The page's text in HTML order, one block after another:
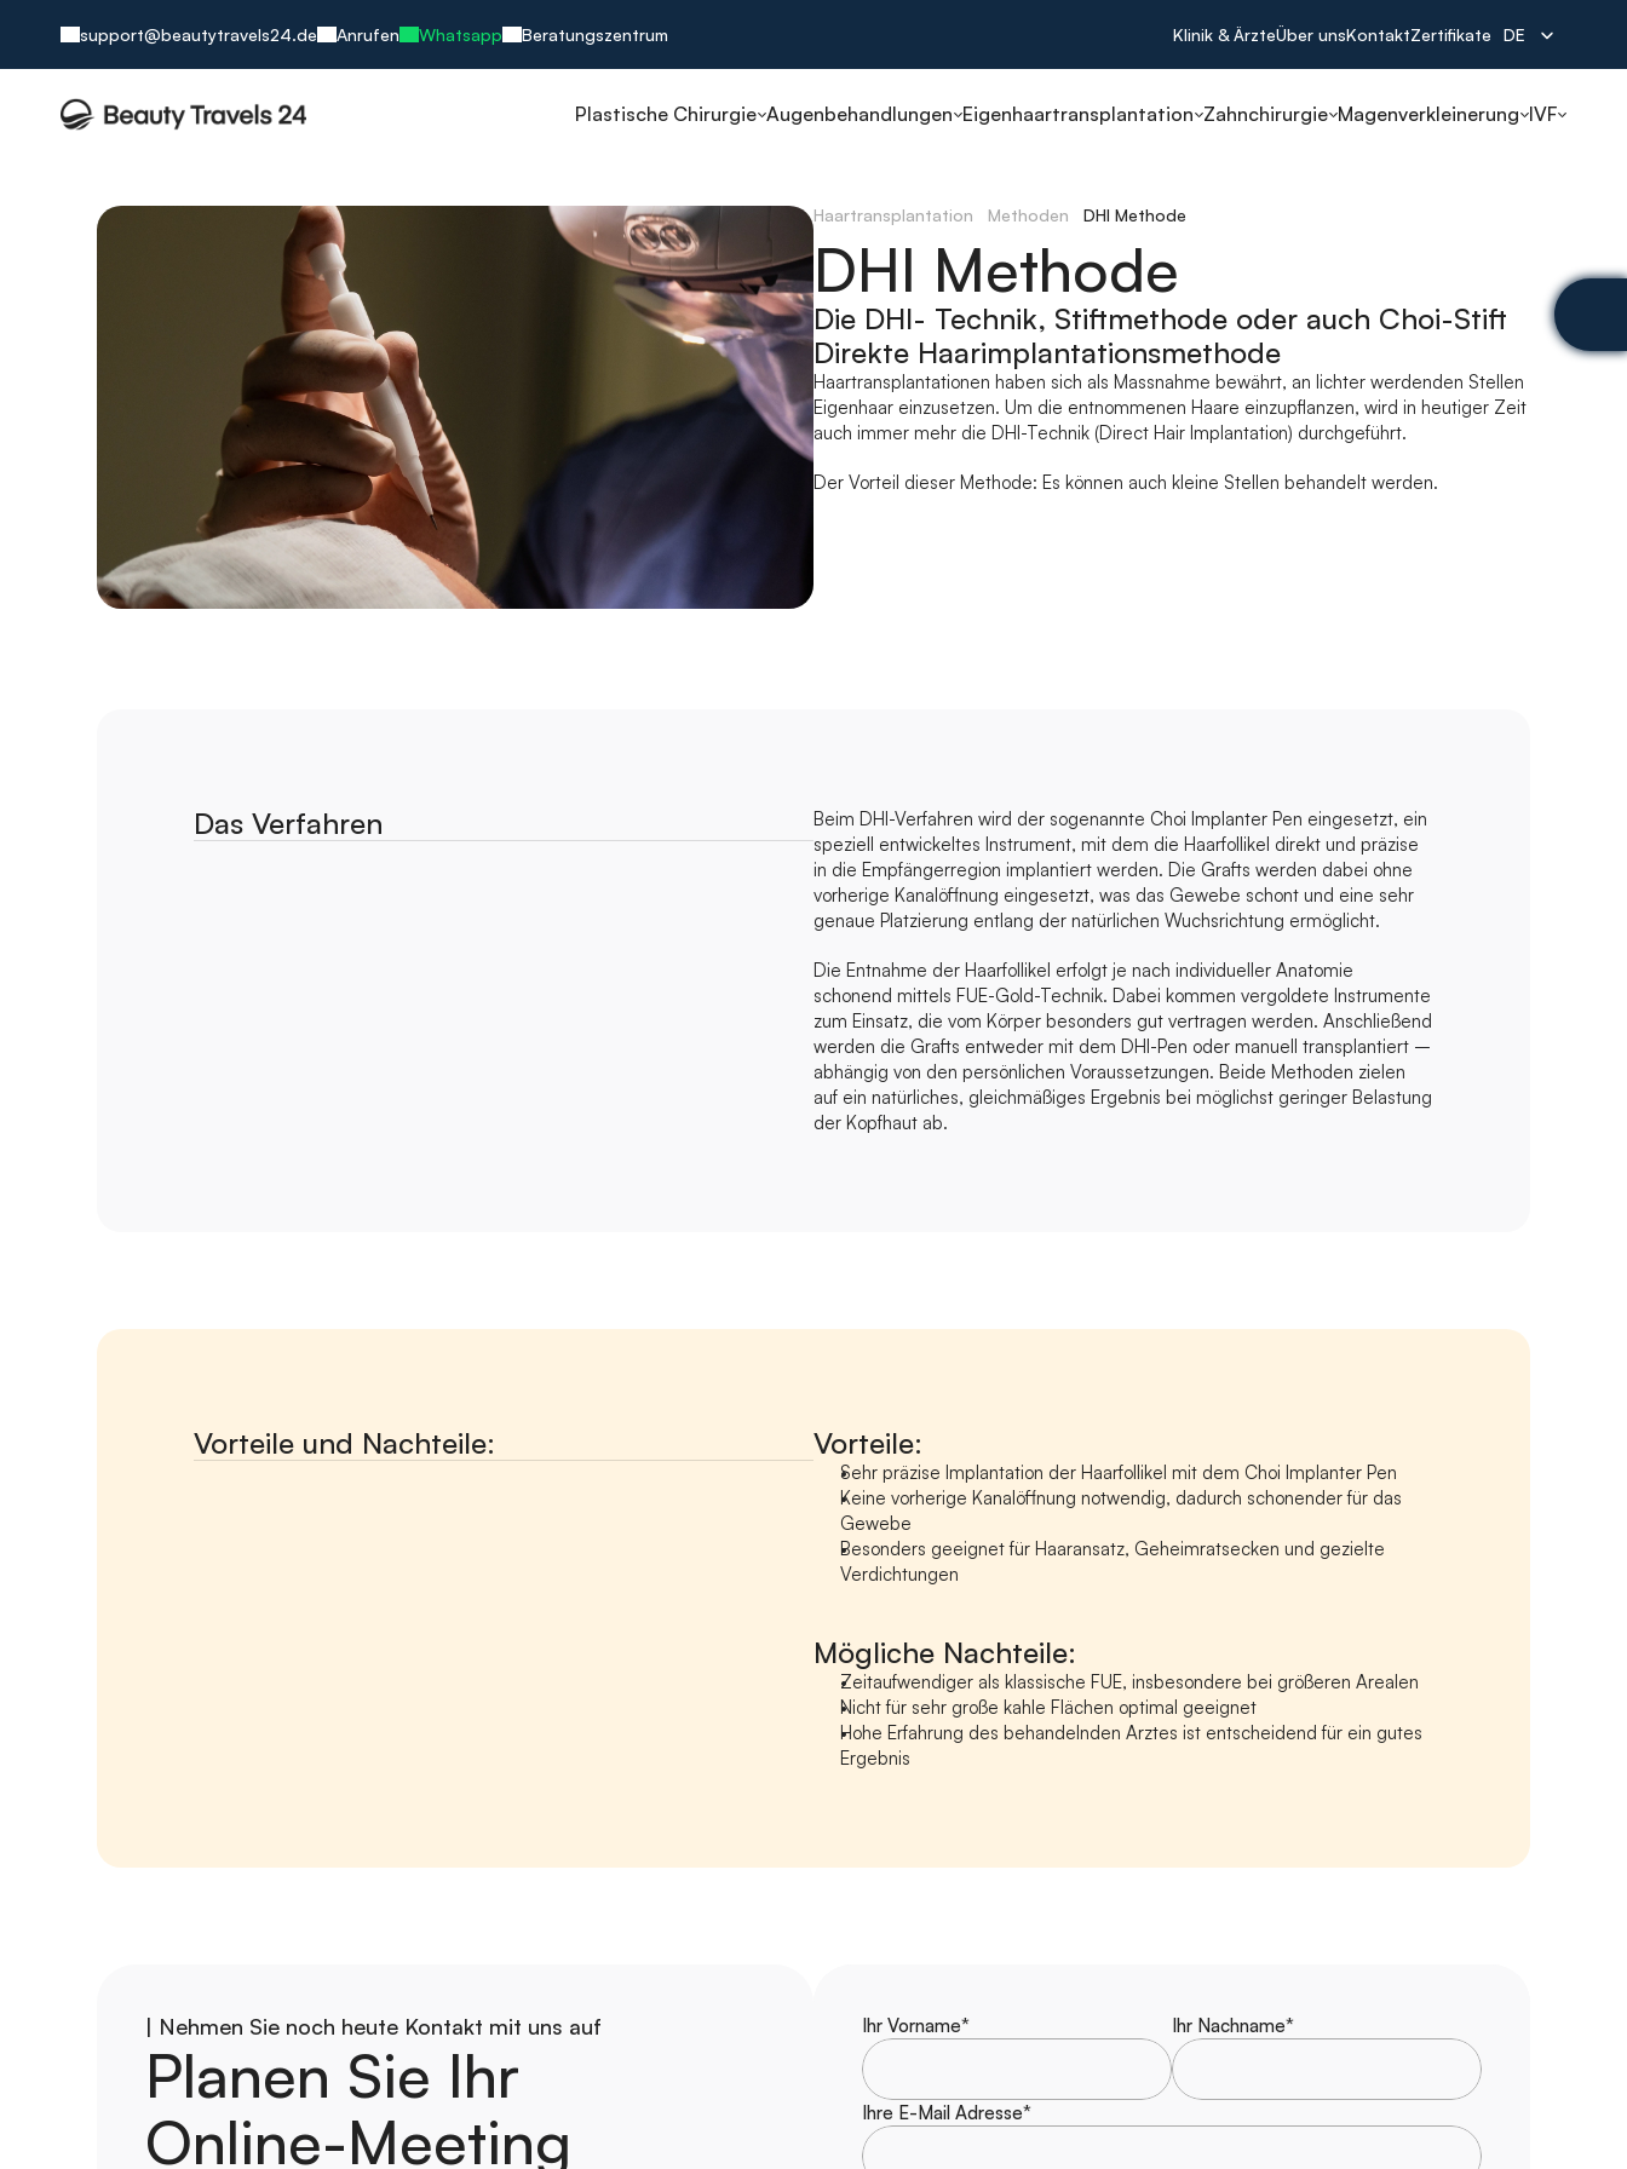
support@beautytravels24.de Anrufen Whatsapp Beratungszentrum Klinik & ÄrzteÜber unsKontaktZertifikate DE
Plastische Chirurgie Augenbehandlungen Eigenhaartransplantation Zahnchirurgie Magenverkleinerung IVF
DHI Methode
Haartransplantation DHI Methode
Methoden
Die DHI- Technik, Stiftmethode oder auch Choi-Stift
Direkte Haarimplantationsmethode
Haartransplantationen haben sich als Massnahme bewährt, an lichter werdenden Stellen
Eigenhaar einzusetzen. Um die entnommenen Haare einzupflanzen, wird in heutiger Zeit
auch immer mehr die DHI-Technik (Direct Hair Implantation) durchgeführt.
Der Vorteil dieser Methode: Es können auch kleine Stellen behandelt werden.
Das Verfahren
Beim DHI-Verfahren wird der sogenannte Choi Implanter Pen eingesetzt, ein
speziell entwickeltes Instrument, mit dem die Haarfollikel direkt und präzise
in die Empfängerregion implantiert werden. Die Grafts werden dabei ohne
vorherige Kanalöffnung eingesetzt, was das Gewebe schont und eine sehr
genaue Platzierung entlang der natürlichen Wuchsrichtung ermöglicht.
Die Entnahme der Haarfollikel erfolgt je nach individueller Anatomie
schonend mittels FUE-Gold-Technik. Dabei kommen vergoldete Instrumente
zum Einsatz, die vom Körper besonders gut vertragen werden. Anschließend
werden die Grafts entweder mit dem DHI-Pen oder manuell transplantiert –
abhängig von den persönlichen Voraussetzungen. Beide Methoden zielen
auf ein natürliches, gleichmäßiges Ergebnis bei möglichst geringer Belastung
der Kopfhaut ab.
Vorteile und Nachteile: Vorteile:
Sehr präzise Implantation der Haarfollikel mit dem Choi Implanter Pen
Keine vorherige Kanalöffnung notwendig, dadurch schonender für das
Gewebe
Besonders geeignet für Haaransatz, Geheimratsecken und gezielte
Verdichtungen
Mögliche Nachteile:
Zeitaufwendiger als klassische FUE, insbesondere bei größeren Arealen
Nicht für sehr große kahle Flächen optimal geeignet
Hohe Erfahrung des behandelnden Arztes ist entscheidend für ein gutes
Ergebnis
| Nehmen Sie noch heute Kontakt mit uns auf
Planen Sie Ihr
Online-Meeting
Ihr Vorname* Ihr Nachname*
Ihre E-Mail Adresse*